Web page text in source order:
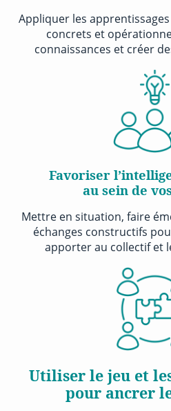
Appliquer les
concrets et
connaissances et créer
Favoriser
au sein de
Mettre en situation, faire
échanges constructifs
apporter au collectif et
Utiliser le jeu et
pour ancrer